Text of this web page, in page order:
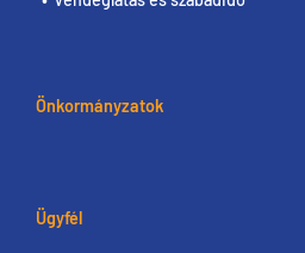
Önkormányzatok
Ügyfél